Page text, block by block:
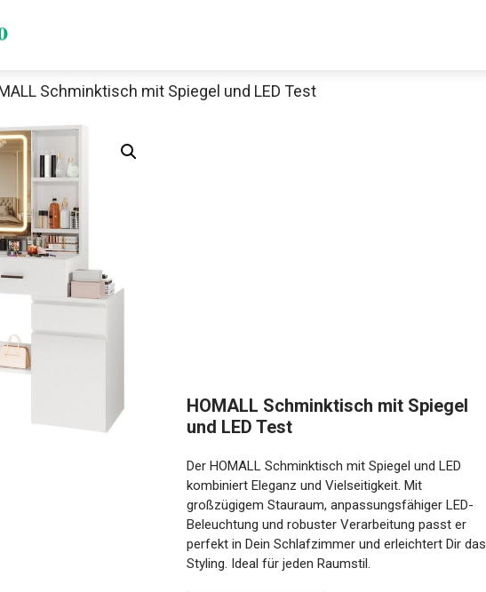
Schminktisch mit Spiegel und LED Test
HOMALL Schminktisch mit Spiegel
und LED Test
Der HOMALL Schminktisch mit Spiegel und LED
kombiniert Eleganz und Vielseitigkeit. Mit
großzügigem Stauraum, anpassungsfähiger LED-
Beleuchtung und robuster Verarbeitung passt er
perfekt in Dein Schlafzimmer und erleichtert Dir das
Styling. Ideal für jeden Raumstil.